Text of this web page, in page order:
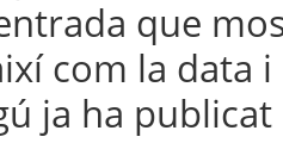
que
com la data
ja ha